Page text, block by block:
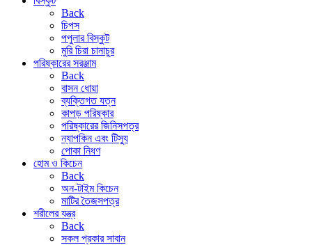
Back
চিপস
পপুলার বিস্কুট
মুরি চিরা চানাচুর
পরিষ্কারের সরঞ্জাম
Back
বাসন ধোয়া
ব্যক্তিগত যত্ন
কাপড় পরিষ্কার
পরিষ্কারের জিনিসপত্র
ন্যাপকিন এবং টিস্যু
পোকা নিধণ
হোম ও কিচেন
Back
অন-টাইম কিচেন
মাটির তৈজসপত্র
শরীলের যন্ত্র
Back
সকল প্রকার সাবান